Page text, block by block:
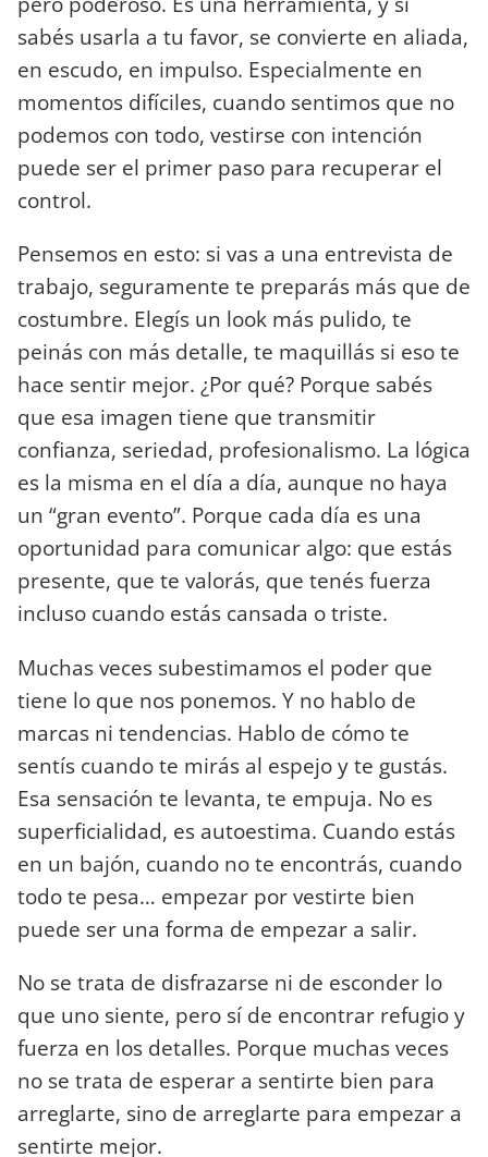
sabés usarla a tu favor, se convierte en aliada,
en escudo, en impulso. Especialmente en
momentos difíciles, cuando sentimos que no
podemos con todo, vestirse con intención
puede ser el primer paso para recuperar el
control.
Pensemos en esto: si vas a una entrevista de
trabajo, seguramente te preparás más que de
costumbre. Elegís un look más pulido, te
peinás con más detalle, te maquillás si eso te
hace sentir mejor. ¿Por qué? Porque sabés
que esa imagen tiene que transmitir
confianza, seriedad, profesionalismo. La lógica
es la misma en el día a día, aunque no haya
un “gran evento”. Porque cada día es una
oportunidad para comunicar algo: que estás
presente, que te valorás, que tenés fuerza
incluso cuando estás cansada o triste.
Muchas veces subestimamos el poder que
tiene lo que nos ponemos. Y no hablo de
marcas ni tendencias. Hablo de cómo te
sentís cuando te mirás al espejo y te gustás.
Esa sensación te levanta, te empuja. No es
superficialidad, es autoestima. Cuando estás
en un bajón, cuando no te encontrás, cuando
todo te pesa… empezar por vestirte bien
puede ser una forma de empezar a salir.
No se trata de disfrazarse ni de esconder lo
que uno siente, pero sí de encontrar refugio y
fuerza en los detalles. Porque muchas veces
no se trata de esperar a sentirte bien para
arreglarte, sino de arreglarte para empezar a
sentirte mejor.